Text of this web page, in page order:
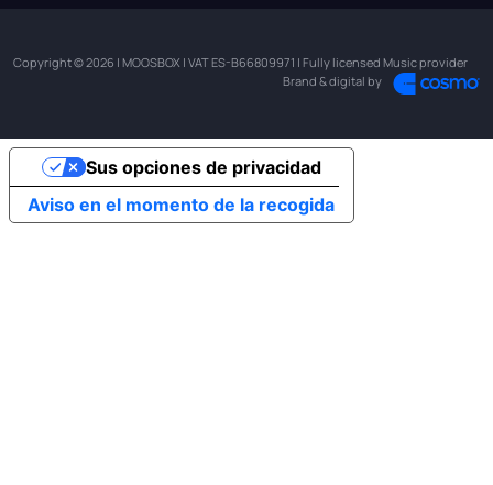
Copyright © 2026 | MOOSBOX | VAT ES-B66809971 | Fully licensed Music provider
Brand & digital by
Aviso en el momento de la recogida
Sus opciones de privacidad